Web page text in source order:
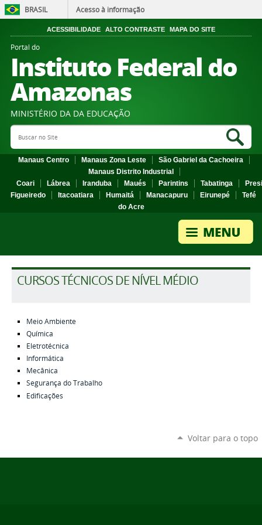
BRASIL Acesso à informação
ACESSIBILIDADE ALTO CONTRASTE MAPA DO SITE
Portal do
Instituto Federal do
Amazonas
MINISTÉRIO DA DA EDUCAÇÃO
Search Site
Manaus Centro Manaus Zona Leste
São Gabriel da Cachoeira
Manaus Distrito Industrial
Coari
Lábrea Iranduba Maués Parintins Tabatinga
Figueiredo
Itacoatiara Humaitá Manacapuru Eirunepé
Tefé
do Acre
CURSOS TÉCNICOS DE NÍVEL MÉDIO
Meio Ambiente
Química
Eletrotécnica
Informática
Mecânica
Segurança do Trabalho
Edificações
Voltar para o topo